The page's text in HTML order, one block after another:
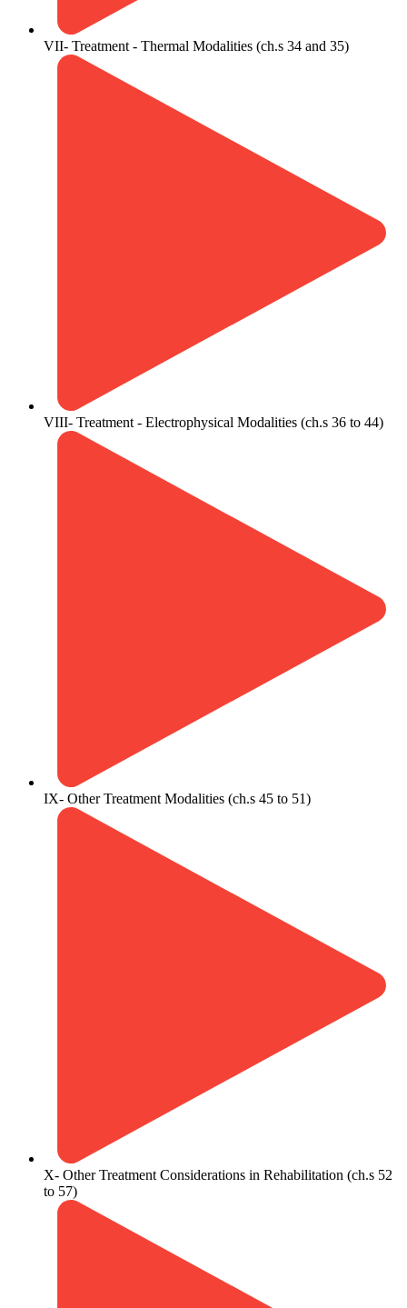
VII- Treatment - Thermal Modalities (ch.s 34 and 35)
VIII- Treatment - Electrophysical Modalities (ch.s 36 to 44)
IX- Other Treatment Modalities (ch.s 45 to 51)
X- Other Treatment Considerations in Rehabilitation (ch.s 52
to 57)